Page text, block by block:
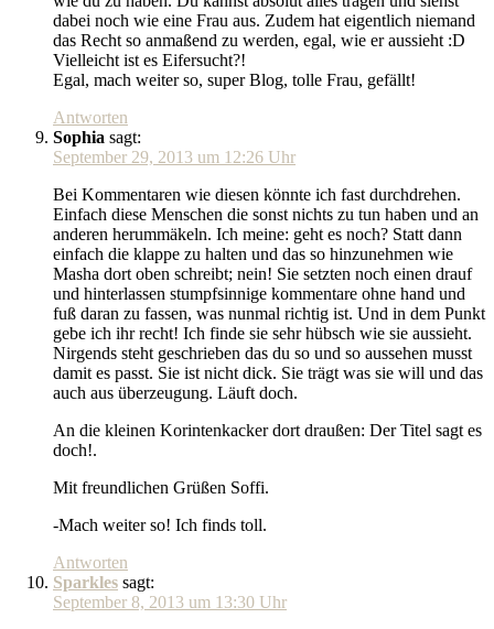
dabei noch wie eine Frau aus. Zudem hat eigentlich niemand
das Recht so anmaßend zu werden, egal, wie er aussieht :D
Vielleicht ist es Eifersucht?!
Egal, mach weiter so, super Blog, tolle Frau, gefällt!
Antworten
Sophia sagt:
September 29, 2013 um 12:26 Uhr
Bei Kommentaren wie diesen könnte ich fast durchdrehen.
Einfach diese Menschen die sonst nichts zu tun haben und an
anderen herummäkeln. Ich meine: geht es noch? Statt dann
einfach die klappe zu halten und das so hinzunehmen wie
Masha dort oben schreibt; nein! Sie setzten noch einen drauf
und hinterlassen stumpfsinnige kommentare ohne hand und
fuß daran zu fassen, was nunmal richtig ist. Und in dem Punkt
gebe ich ihr recht! Ich finde sie sehr hübsch wie sie aussieht.
Nirgends steht geschrieben das du so und so aussehen musst
damit es passt. Sie ist nicht dick. Sie trägt was sie will und das
auch aus überzeugung. Läuft doch.
An die kleinen Korintenkacker dort draußen: Der Titel sagt es
doch!.
Mit freundlichen Grüßen Soffi.
-Mach weiter so! Ich finds toll.
Antworten
Sparkles sagt:
September 8, 2013 um 13:30 Uhr